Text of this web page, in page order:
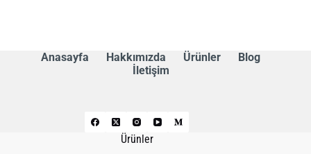
Anasayfa Hakkımızda Ürünler
Blog
İletişim
Ürünler